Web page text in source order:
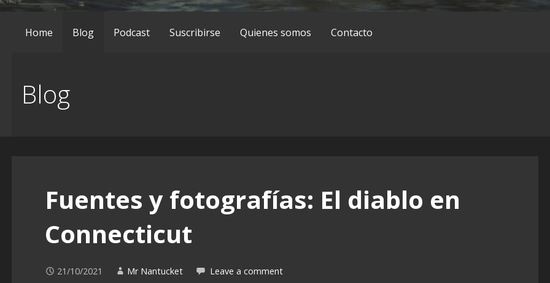
Home Blog Podcast Suscribirse Quienes somos Contacto
Blog
Fuentes y fotografías: El diablo en
Connecticut
21/10/2021 Mr Nantucket Leave a comment